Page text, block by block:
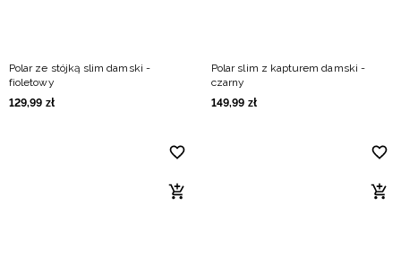
Polar ze stójką slim damski -
fioletowy
129,99 zł
Polar slim z kapturem damski -
czarny
149,99 zł